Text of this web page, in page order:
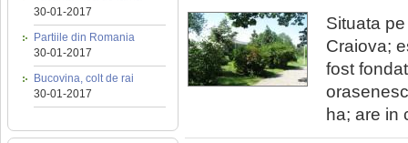
30-01-2017
Partiile din Romania
30-01-2017
Bucovina, colt de rai
30-01-2017
Situata
Craiova;
fost
ha; are in